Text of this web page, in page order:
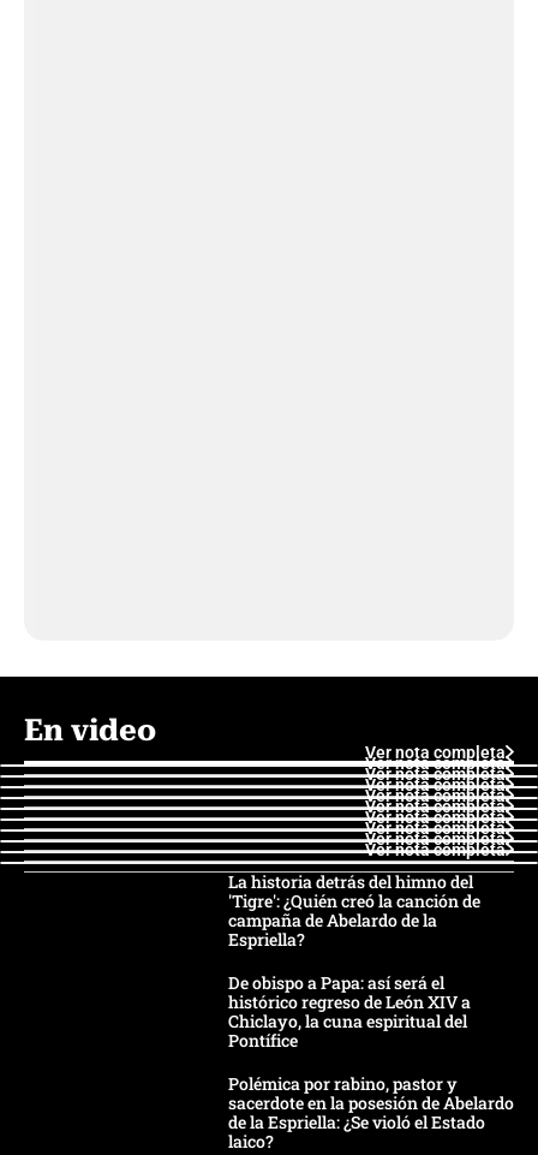
En video
Ver nota completa
Ver nota completa
Ver nota completa
Ver nota completa
Ver nota completa
Ver nota completa
Ver nota completa
Ver nota completa
Ver nota completa
Ver nota completa
La historia detrás del himno del
'Tigre': ¿Quién creó la canción de
campaña de Abelardo de la
Espriella?
De obispo a Papa: así será el
histórico regreso de León XIV a
Chiclayo, la cuna espiritual del
Pontífice
Polémica por rabino, pastor y
sacerdote en la posesión de Abelardo
de la Espriella: ¿Se violó el Estado
laico?